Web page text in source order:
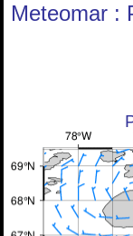
Meteomar :